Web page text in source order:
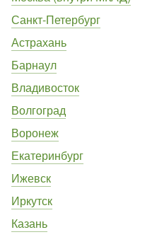
Санкт-Петербург
Астрахань
Барнаул
Владивосток
Волгоград
Воронеж
Екатеринбург
Ижевск
Иркутск
Казань